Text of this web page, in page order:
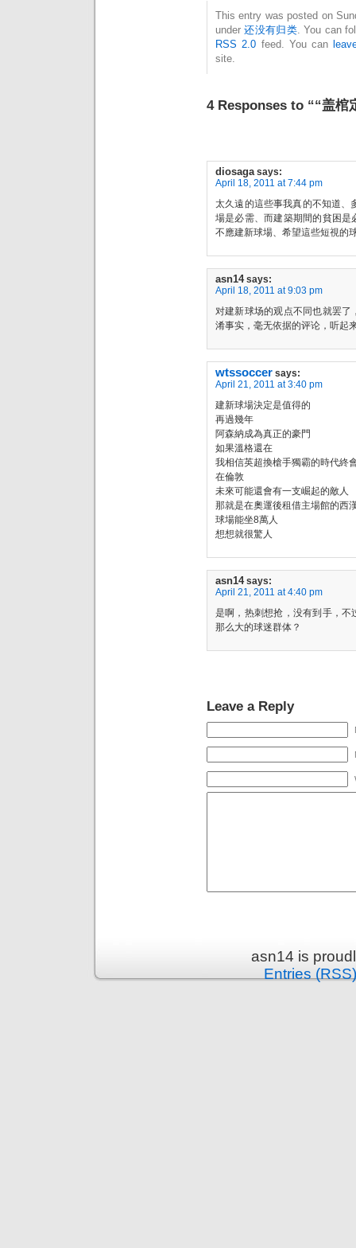
This entry was posted on
under还没有归类. You can
RSS 2.0 feed. You can
site.
4 Responses to ““盖棺
diosaga says:
April 18, 2011 at 7:44 pm
太久遠的這些事我真的不知道、
場是必需、而建築期間的貧困
不應建新球場、希望這些短視的
asn14 says:
April 18, 2011 at 9:03 pm
对建新球场的观点不同也就罢
淆事实，毫无依据的评论，听起
wtssoccer says:
April 21, 2011 at 3:40 pm
建新球場決定是值得的
再過幾年
阿森納成為真正的豪門
如果溫格還在
我相信英超換槍手獨霸的時代終
在倫敦
未來可能還會有一支崛起的敵人
那就是在奧運後租借主場館的西
球場能坐8萬人
想想就很驚人
asn14 says:
April 21, 2011 at 4:40 pm
是啊，热刺想抢，没有到手，
那么大的球迷群体？
Leave a Reply
asn14 is
Entries (RSS)